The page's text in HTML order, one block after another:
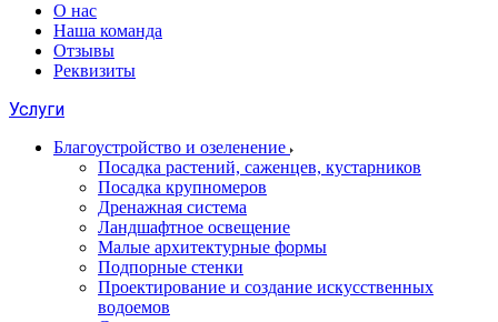
О нас
Наша команда
Отзывы
Реквизиты
Услуги
Благоустройство и озеленение
Посадка растений, саженцев, кустарников
Посадка крупномеров
Дренажная система
Ландшафтное освещение
Малые архитектурные формы
Подпорные стенки
Проектирование и создание искусственных
водоемов